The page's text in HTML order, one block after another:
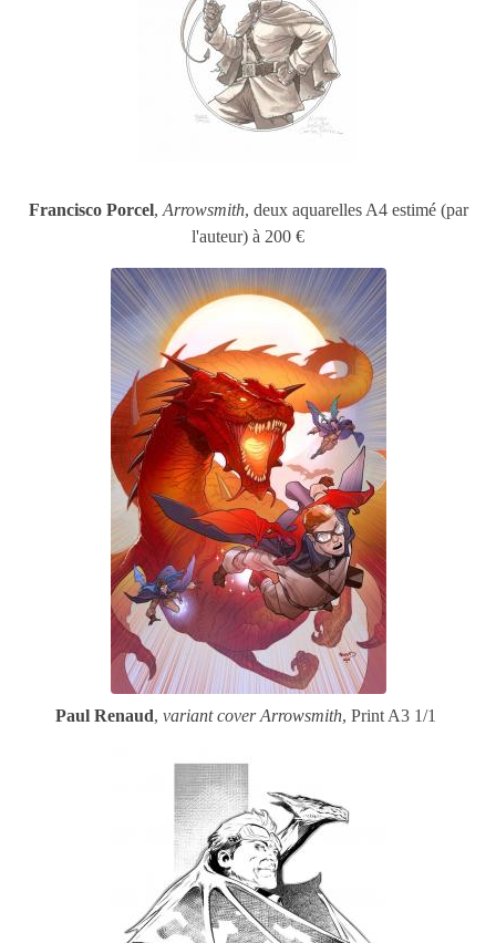
Francisco Porcel, Arrowsmith, deux aquarelles A4 estimé (par
l'auteur) à 200 €
Paul Renaud, variant cover Arrowsmith, Print A3 1/1